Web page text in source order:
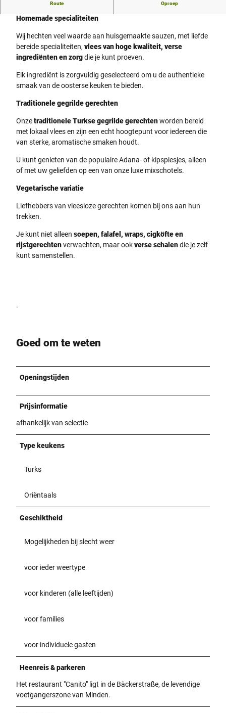
Route Oproep
Homemadespecialiteiten
Wij hechten veel waarde aan huisgemaakte sauzen, met liefde
bereide specialiteiten, vlees van hoge kwaliteit, verse
ingrediënten en zorgdie je kunt proeven.
Elk ingrediënt is zorgvuldig geselecteerd om u de authentieke
smaak van de oosterse keuken te bieden.
Traditionelegegrilde gerechten
Onzetraditionele Turkse gegrilde gerechtenworden bereid
met lokaal vlees en zijn een echt hoogtepunt voor iedereen die
van sterke, aromatische smaken houdt.
U kunt genieten van de populaire Adana- of kipspiesjes, alleen
of met uw geliefden op een van onze luxe mixschotels.
Vegetarische variatie
Liefhebbers van vleesloze gerechten komen bij ons aan hun
trekken.
Je kunt niet alleen soepen, falafel, wraps, cigköfte en
rijstgerechtenverwachten, maar ookverse schalendie je zelf
kunt samenstellen.
.
Goed om te weten
Openingstijden
Prijsinformatie
afhankelijk van selectie
Type keukens
Turks
Oriëntaals
Geschiktheid
Mogelijkheden bij slecht weer
voor ieder weertype
voor kinderen (alle leeftijden)
voor families
voor individuele gasten
Heenreis & parkeren
Het restaurant "Canito" ligt in de Bäckerstraße, de levendige
voetgangerszone van Minden.